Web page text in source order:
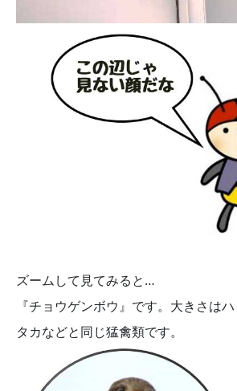
ズームして見てみると…
『チョウゲンボウ』です。大きさはハ
タカなどと同じ猛禽類です。